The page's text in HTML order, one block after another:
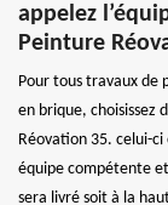
appelez
Peinture
Pour tous travaux de
en brique, choisissez
Réovation 35. celui-ci
équipe compétente
sera livré soit à la